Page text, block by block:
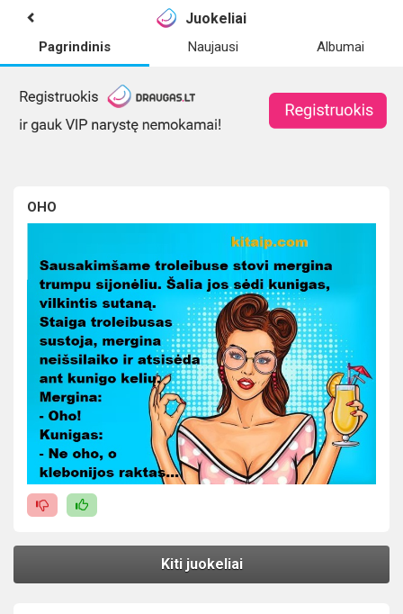
Juokeliai
Pagrindinis Naujausi Albumai
OHO
Kiti juokeliai